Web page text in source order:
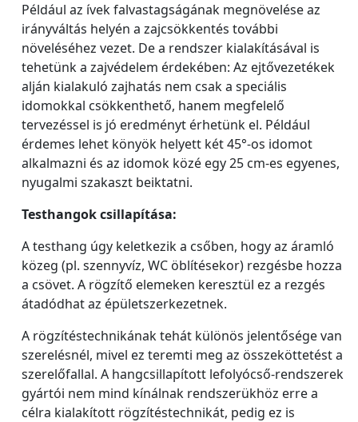
Például az ívek falvastagságának megnövelése az
irányváltás helyén a zajcsökkentés további
növeléséhez vezet. De a rendszer kialakításával is
tehetünk a zajvédelem érdekében: Az ejtővezetékek
alján kialakuló zajhatás nem csak a speciális
idomokkal csökkenthető, hanem megfelelő
tervezéssel is jó eredményt érhetünk el. Például
érdemes lehet könyök helyett két 45°-os idomot
alkalmazni és az idomok közé egy 25 cm-es egyenes,
nyugalmi szakaszt beiktatni.
Testhangok csillapítása:
A testhang úgy keletkezik a csőben, hogy az áramló
közeg (pl. szennyvíz, WC öblítésekor) rezgésbe hozza
a csövet. A rögzítő elemeken keresztül ez a rezgés
átadódhat az épületszerkezetnek.
A rögzítéstechnikának tehát különös jelentősége van
szerelésnél, mivel ez teremti meg az összeköttetést a
szerelőfallal. A hangcsillapított lefolyócső-rendszerek
gyártói nem mind kínálnak rendszerükhöz erre a
célra kialakított rögzítéstechnikát, pedig ez is